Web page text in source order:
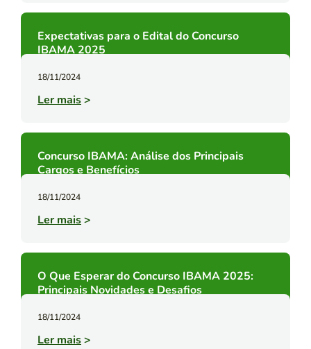
Expectativas para o Edital do Concurso
IBAMA 2025
18/11/2024
Ler mais>
Concurso IBAMA: Análise dos Principais
Cargos e Benefícios
18/11/2024
Ler mais>
O Que Esperar do Concurso IBAMA 2025:
Principais Novidades e Desafios
18/11/2024
Ler mais>